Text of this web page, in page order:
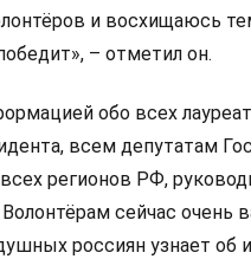
и восхищаюсь
– отметил он.
обо всех
всем депутатам
регионов РФ,
сейчас очень
россиян узнает об